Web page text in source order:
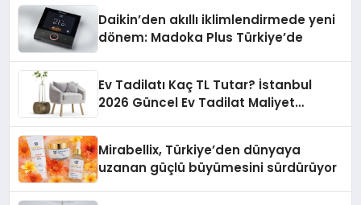
Daikin’den akıllı iklimlendirmede yeni
dönem: Madoka Plus Türkiye’de
Ev Tadilatı Kaç TL Tutar? İstanbul
2026 Güncel Ev Tadilat Maliyet
Mirabellix, Türkiye’den dünyaya
uzanan güçlü büyümesini sürdürüyor